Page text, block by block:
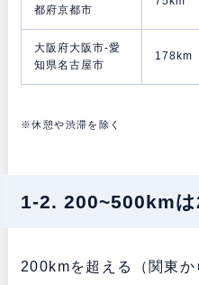
都府京都市
大阪府大阪市-愛
知県名古屋市
178km
※休憩や渋滞を除く
1-2. 200~500kmは
200kmを超える（関東か